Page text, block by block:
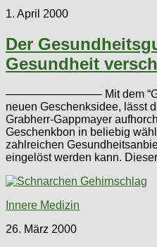
1. April 2000
Der
Gesundheit
————————– Mit dem
neuen Geschenksidee, lässt
Grabherr-Gappmayer
Geschenkbon in beliebig
zahlreichen
eingelöst werden kann.
Innere Medizin
26. März 2000